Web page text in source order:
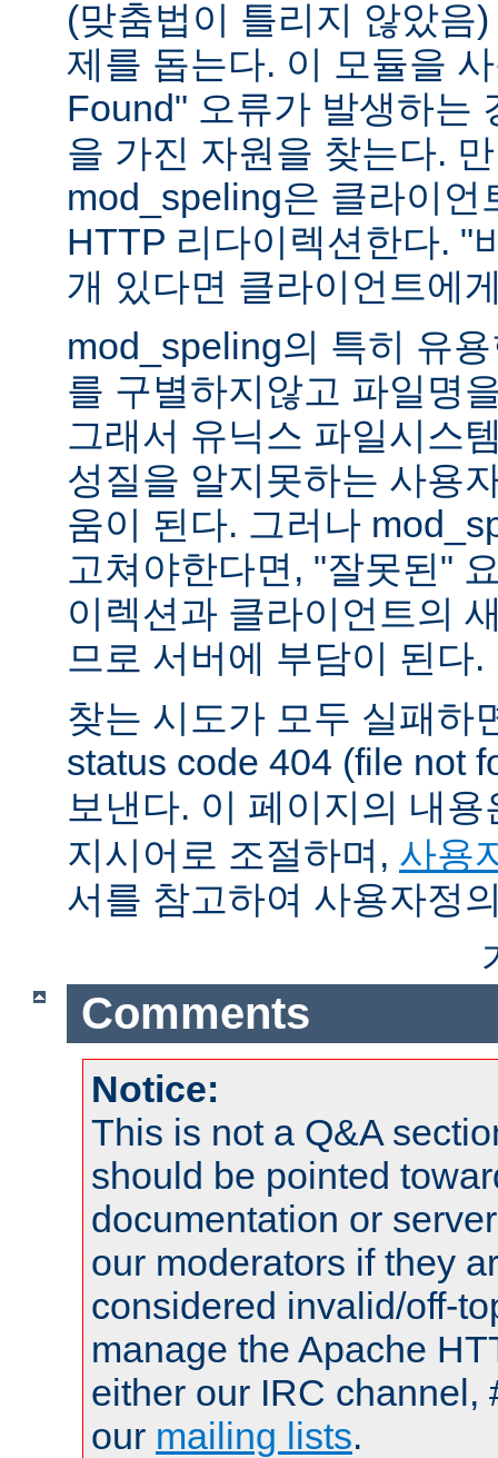
(맞춤법이 틀리지 않았음
제를 돕는다. 이 모듈을
Found" 오류가 발생하는
을 가진 자원을 찾는다.
mod_speling은 클라이언
HTTP 리다이렉션한다. "
개 있다면 클라이언트에
mod_speling의 특히 유
를 구별하지않고 파일명
그래서 유닉스 파일시스
성질을 알지못하는 사용
움이 된다. 그러나
고쳐야한다면, "잘못된"
이렉션과 클라이언트의
므로 서버에 부담이 된다.
찾는 시도가 모두 실패하
status code 404 (file not
보낸다. 이 페이지의 내
지시어로 조절하며, 사용
서를 참고하여 사용자정
Comments
Notice:
This is not a Q&A
should be pointed
documentation or
our moderators if they
considered invalid/off-
manage the Apache
either our IRC channel,
our mailing lists.